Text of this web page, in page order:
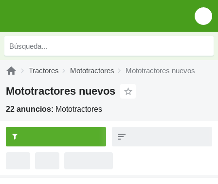
Tractores Mototractores Mototractores nuevos
Mototractores nuevos
22 anuncios: Mototractores